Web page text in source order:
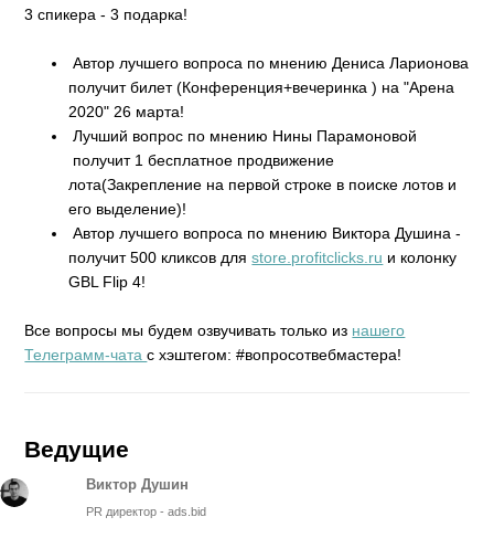
3 спикера - 3 подарка!
Автор лучшего вопроса по мнению Дениса Ларионова
получит билет (Конференция+вечеринка ) на "Арена
2020" 26 марта!
Лучший вопрос по мнению Нины Парамоновой
получит 1 бесплатное продвижение
лота(Закрепление на первой строке в поиске лотов и
его выделение)!
Автор лучшего вопроса по мнению Виктора Душина -
получит 500 кликсов дляstore.profitclicks.ru и колонку
GBL Flip 4!
Все вопросы мы будем озвучивать только из нашего
Телеграмм-чатас хэштегом: #вопросотвебмастера!
Ведущие
Виктор Душин
PR директор - ads.bid